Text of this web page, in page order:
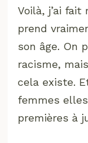
Voilà, j’ai fait
prend
son âge. On
racisme,
cela existe.
femmes
premières à